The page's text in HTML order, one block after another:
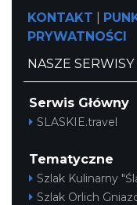
KONTAKT
PRYWATNOŚCI
NASZE SERWISY
Serwis Główny
SLASKIE.travel
Tematyczne
Szlak Kulinarny
Szlak Orlich